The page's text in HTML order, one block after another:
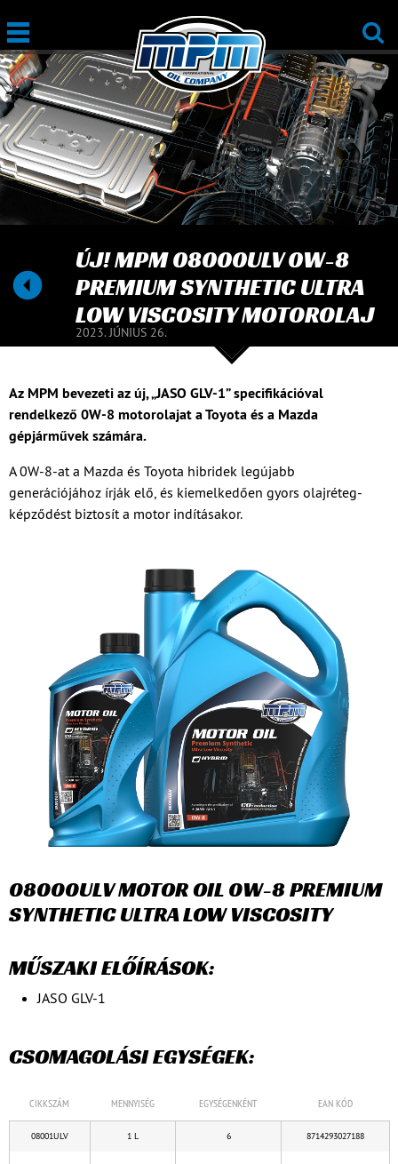
ÚJ! MPM 08000ULV 0W-8
PREMIUM SYNTHETIC ULTRA
LOW VISCOSITY MOTOROLAJ
2023. JÚNIUS 26.
Az MPM bevezeti az új, „JASO GLV-1” specifikációval
rendelkező 0W-8 motorolajat a Toyota és a Mazda
gépjárművek számára.
A 0W-8-at a Mazda és Toyota hibridek legújabb
generációjához írják elő, és kiemelkedően gyors olajréteg-
képződést biztosít a motor indításakor.
08000ULV MOTOR OIL 0W-8 PREMIUM
SYNTHETIC ULTRA LOW VISCOSITY
MŰSZAKI ELŐÍRÁSOK:
JASO GLV-1
CSOMAGOLÁSI EGYSÉGEK:
CIKKSZÁM MENNYISÉG EGYSÉGENKÉNT EAN KÓD
08001ULV 1 L 6 8714293027188